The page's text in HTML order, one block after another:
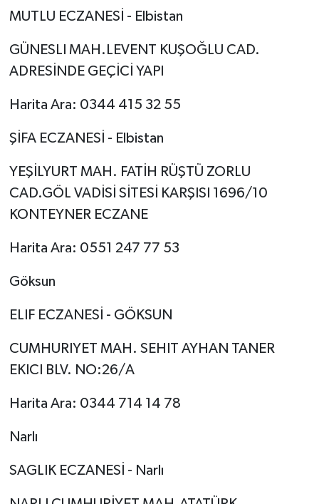
MUTLU ECZANESİ - Elbistan
GÜNESLI MAH.LEVENT KUŞOĞLU CAD.
ADRESİNDE GEÇİCİ YAPI
Harita Ara: 0344 415 32 55
ŞİFA ECZANESİ - Elbistan
YEŞİLYURT MAH. FATİH RÜŞTÜ ZORLU
CAD.GÖL VADİSİ SİTESİ KARŞISI 1696/10
KONTEYNER ECZANE
Harita Ara: 0551 247 77 53
Göksun
ELIF ECZANESİ - GÖKSUN
CUMHURIYET MAH. SEHIT AYHAN TANER
EKICI BLV. NO:26/A
Harita Ara: 0344 714 14 78
Narlı
SAGLIK ECZANESİ - Narlı